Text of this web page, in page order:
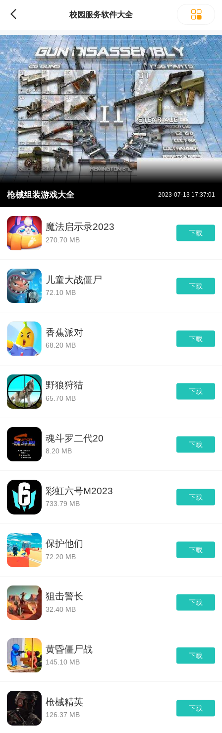
校园服务软件大全
枪械组装游戏大全 2023-07-13 17:37:01
下载
魔法启示录2023
270.70 MB
下载
儿童大战僵尸
72.10 MB
下载
香蕉派对
68.20 MB
下载
野狼狩猎
65.70 MB
下载
魂斗罗二代20
8.20 MB
下载
彩虹六号M2023
733.79 MB
下载
保护他们
72.20 MB
下载
狙击警长
32.40 MB
下载
黄昏僵尸战
145.10 MB
下载
枪械精英
126.37 MB